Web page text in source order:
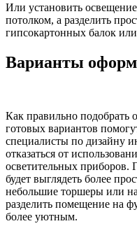
Или установить
потолком, а разделить
гипсокартонных балок
Варианты
Как правильно подобрать
готовых вариантов
специалисты по дизайну
отказаться от
осветительных приборов.
будет выглядеть более
небольшие торшеры или
разделить помещение на
более уютным.